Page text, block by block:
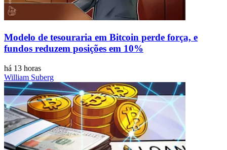
Modelo de tesouraria em Bitcoin perde força, e
fundos reduzem posições em 10%
há 13 horas
William Suberg